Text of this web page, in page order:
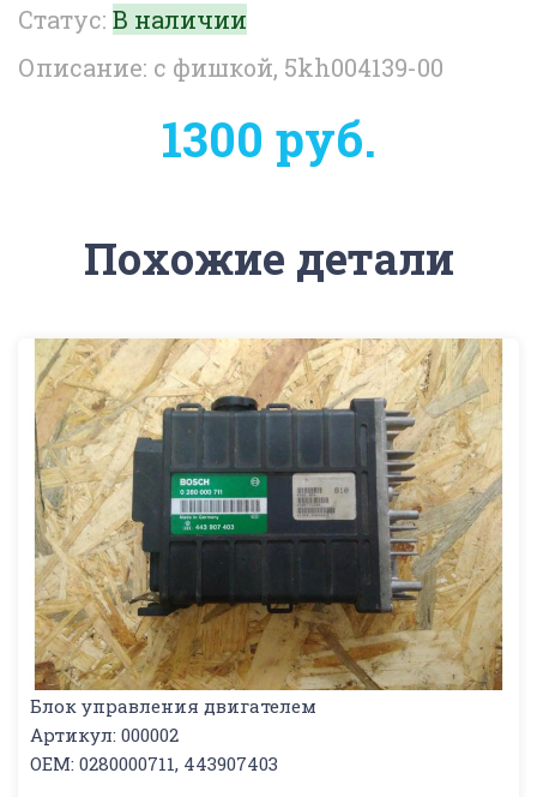
Статус: В наличии
Описание: с фишкой, 5kh004139-00
1300 руб.
Похожие детали
Блок управления двигателем
Артикул: 000002
OEM: 0280000711, 443907403